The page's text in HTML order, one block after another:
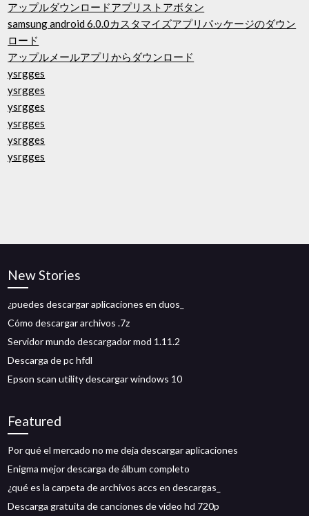
アップルダウンロードアプリストアボタン
samsung android 6.0.0カスタマイズアプリパッケージのダウン
ロード
アップルメールアプリからダウンロード
ysrgges
ysrgges
ysrgges
ysrgges
ysrgges
ysrgges
New Stories
¿puedes descargar aplicaciones en duos_
Cómo descargar archivos .7z
Servidor mundo descargador mod 1.11.2
Descarga de pc hfdl
Epson scan utility descargar windows 10
Featured
Por qué el mercado no me deja descargar aplicaciones
Enigma mejor descarga de álbum completo
¿qué es la carpeta de archivos accs en descargas_
Descarga gratuita de canciones de video hd 720p